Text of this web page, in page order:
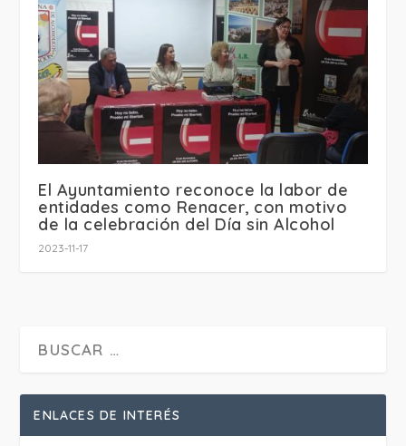
El Ayuntamiento reconoce la labor de
entidades como Renacer, con motivo
de la celebración del Día sin Alcohol
2023-11-17
ENLACES DE INTERÉS